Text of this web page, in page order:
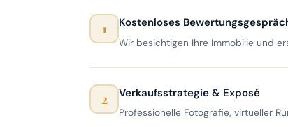
1 Kostenloses
Wir besichtigen Ihre Immobilie und
2 Verkaufsstrategie & Exposé
Professionelle Fotografie, virtueller